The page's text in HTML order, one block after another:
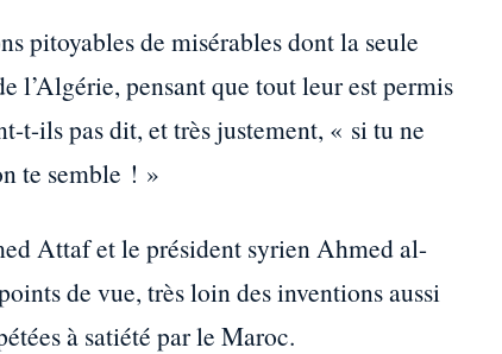
pitoyables de misérables dont la seule
l’Algérie, pensant que tout leur est permis
t-ils pas dit, et très justement, « si tu ne
te semble ! »
Attaf et le président syrien Ahmed al-
de vue, très loin des inventions aussi
à satiété par le Maroc.